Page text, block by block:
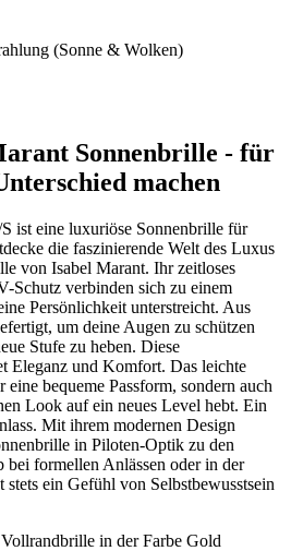
(Sonne & Wolken)
Sonnenbrille - für
machen
ist eine luxuriöse Sonnenbrille für
die faszinierende Welt des Luxus
von Isabel Marant. Ihr zeitloses
Schutz verbinden sich zu einem
Persönlichkeit unterstreicht. Aus
um deine Augen zu schützen
Stufe zu heben. Diese
Eleganz und Komfort. Das leichte
bequeme Passform, sondern auch
Look auf ein neues Level hebt. Ein
Mit ihrem modernen Design
in Piloten-Optik zu den
bei formellen Anlässen oder in der
ein Gefühl von Selbstbewusstsein
in der Farbe Gold